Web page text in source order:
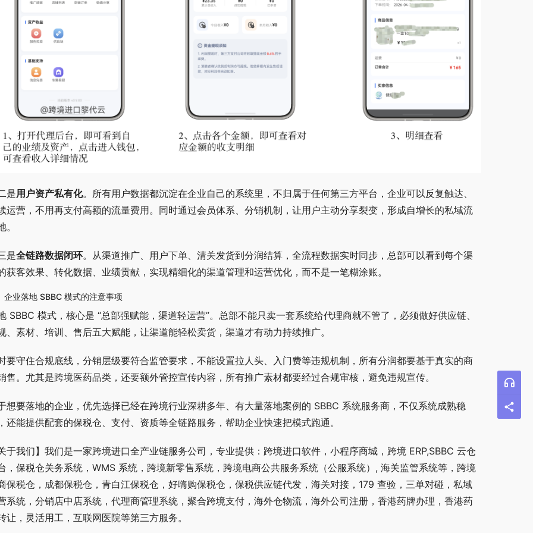
是用户资产私有化。所有用户数据都沉淀在企业自己的系统里，不归属于任何第三方平台，企业可以反复触达、
运营，不用再支付高额的流量费用。同时通过会员体系、分销机制，让用户主动分享裂变，形成自增长的私域流
。
是全链路数据闭环。从渠道推广、用户下单、清关发货到分润结算，全流程数据实时同步，总部可以看到每个渠
获客效果、转化数据、业绩贡献，实现精细化的渠道管理和运营优化，而不是一笔糊涂账。
企业落地 SBBC 模式的注意事项
SBBC 模式，核心是 “总部强赋能，渠道轻运营”。总部不能只卖一套系统给代理商就不管了，必须做好供应链、
、素材、培训、售后五大赋能，让渠道能轻松卖货，渠道才有动力持续推广。
要守住合规底线，分销层级要符合监管要求，不能设置拉人头、入门费等违规机制，所有分润都要基于真实的商
售。尤其是跨境医药品类，还要额外管控宣传内容，所有推广素材都要经过合规审核，避免违规宣传。
想要落地的企业，优先选择已经在跨境行业深耕多年、有大量落地案例的 SBBC 系统服务商，不仅系统成熟稳
还能提供配套的保税仓、支付、资质等全链路服务，帮助企业快速把模式跑通。
关于我们】我们是一家跨境进口全产业链服务公司，专业提供：跨境进口软件，小程序商城，跨境 ERP,SBBC 云仓
，保税仓关务系统，WMS 系统，跨境新零售系统，跨境电商公共服务系统（公服系统）, 海关监管系统等，跨境
保税仓，成都保税仓，青白江保税仓，好嗨购保税仓，保税供应链代发，海关对接，179 查验，三单对碰，私域
系统，分销店中店系统，代理商管理系统，聚合跨境支付，海外仓物流，海外公司注册，香港药牌办理，香港药
让，灵活用工，互联网医院等第三方服务。